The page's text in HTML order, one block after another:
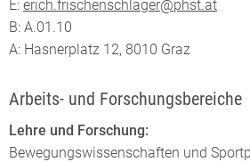
E: erich.frischenschlager@phst.at
B: A.01.10
A: Hasnerplatz 12, 8010 Graz
Arbeits- und Forschungsbereiche
Lehre und Forschung:
Bewegungswissenschaften und